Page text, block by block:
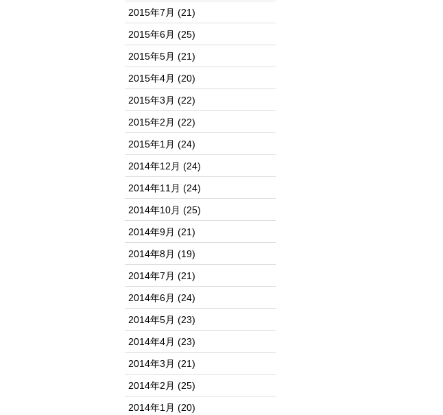
2015年7月 (21)
2015年6月 (25)
2015年5月 (21)
2015年4月 (20)
2015年3月 (22)
2015年2月 (22)
2015年1月 (24)
2014年12月 (24)
2014年11月 (24)
2014年10月 (25)
2014年9月 (21)
2014年8月 (19)
2014年7月 (21)
2014年6月 (24)
2014年5月 (23)
2014年4月 (23)
2014年3月 (21)
2014年2月 (25)
2014年1月 (20)